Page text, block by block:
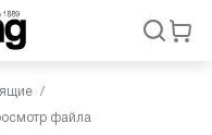
файла